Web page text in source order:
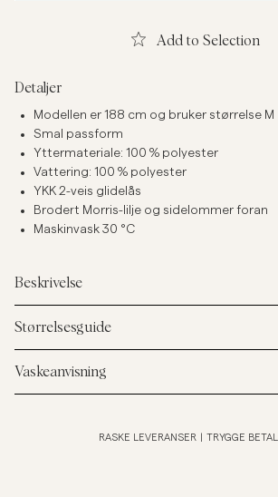
Add to Selection
Detaljer
Modellen er 188 cm og bruker størrelse M
Smal passform
Yttermateriale: 100 % polyester
Vattering: 100 % polyester
YKK 2-veis glidelås
Brodert Morris-lilje og sidelommer foran
Maskinvask 30 °C
Beskrivelse
Størrelsesguide
Vaskeanvisning
RASKE LEVERANSER TRYGGE